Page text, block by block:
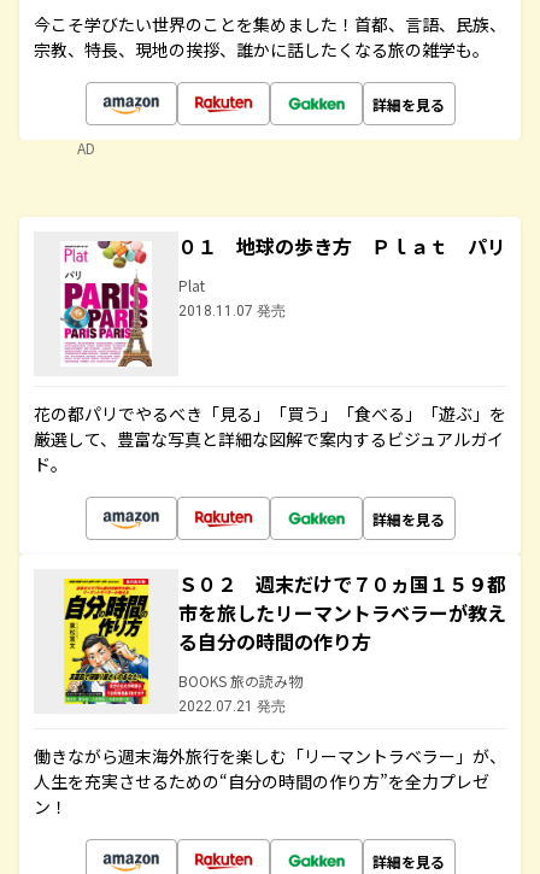
今こそ学びたい世界のことを集めました！首都、言語、民族、
宗教、特長、現地の挨拶、誰かに話したくなる旅の雑学も。
詳細を見る
AD
０１ 地球の歩き方 Ｐｌａｔ パリ
Plat
2018.11.07 発売
花の都パリでやるべき「見る」「買う」「食べる」「遊ぶ」を
厳選して、豊富な写真と詳細な図解で案内するビジュアルガイ
ド。
詳細を見る
Ｓ０２ 週末だけで７０ヵ国１５９都
市を旅したリーマントラベラーが教え
る自分の時間の作り方
BOOKS 旅の読み物
2022.07.21 発売
働きながら週末海外旅行を楽しむ「リーマントラベラー」が、
人生を充実させるための“自分の時間の作り方”を全力プレゼ
ン！
詳細を見る